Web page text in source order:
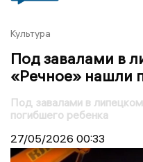
Культура
Под завалами в
«Речное» нашли
Под завалами в
погибшего ребенка
27/05/2026 00:33